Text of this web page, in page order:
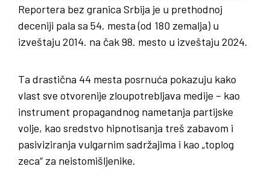
Reportera bez granica Srbija je u prethodnoj
deceniji pala sa 54. mesta (od 180 zemalja) u
izveštaju 2014. na čak 98. mesto u izveštaju 2024.
Ta drastična 44 mesta posrnuća pokazuju kako
vlast sve otvorenije zloupotrebljava medije – kao
instrument propagandnog nametanja partijske
volje, kao sredstvo hipnotisanja treš zabavom i
pasiviziranja vulgarnim sadržajima i kao „toplog
zeca“ za neistomišljenike.